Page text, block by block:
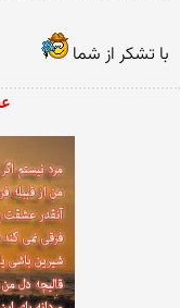
با تشكر از شما